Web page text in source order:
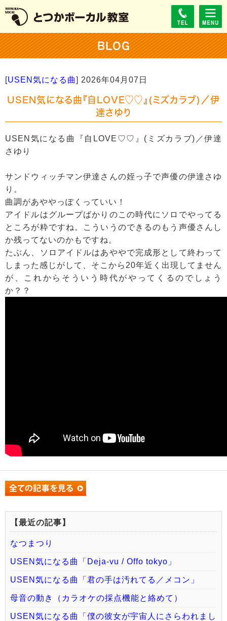
BLOG
[USEN気になる曲] 2026年04月07日
USEN気になる曲『自LOVE♡♡』(ミズカラブ)／伊
達さゆり
USEN気になる曲『自LOVE♡♡』(ミズカラブ)／伊達
さゆり
サンドウィッチマン伊達さんの姪っ子で声優の伊達さゆ
り。
曲調があややっぽくっていい！
アイドルはグループばかりのこの時代にソロでやってる
ところが粋ですね。こういうのできるのもう声優さんし
か残ってないのかもですね。
たぶん、ソロアイドルはあややで完成形として終わって
しまった感じがして、そこから20年近く出現してません
が、これからそういう時代がやってくるのでしょう
か？？
【最近の記事】
なつまつり
USEN気になる曲「Deja-vu / Offo tokyo」
USEN気になる曲「君の手は汚れてる／メコン」
母音の動き（カラオケの採点機能と絡めて）
USEN気になる曲「僕の彼女が宇宙人にさらわれまし